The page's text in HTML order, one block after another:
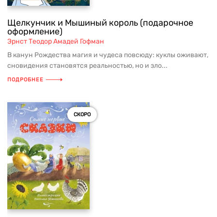
Щелкунчик и Мышиный король (подарочное
оформление)
Эрнст Теодор Амадей Гофман
В канун Рождества магия и чудеса повсюду: куклы оживают,
сновидения становятся реальностью, но и зло...
ПОДРОБНЕЕ
СКОРО